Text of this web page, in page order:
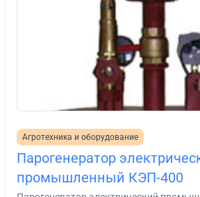
Агротехника и оборудование
Парогенератор
промышленный КЭП-400